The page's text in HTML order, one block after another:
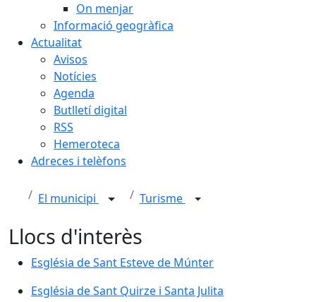
On menjar
Informació geogràfica
Actualitat
Avisos
Notícies
Agenda
Butlletí digital
RSS
Hemeroteca
Adreces i telèfons
El municipi Turisme
Llocs d'interès
Església de Sant Esteve de Múnter
Església de Sant Esteve de Múnter
Església de Sant Quirze i Santa Julita
Església de Sant Quirze i Santa Julita